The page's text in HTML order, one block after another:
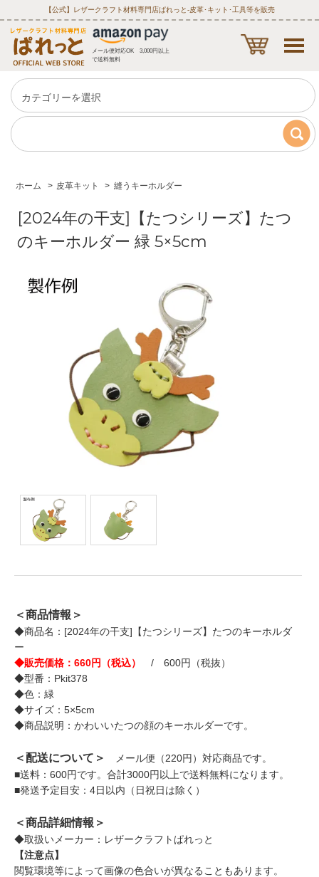
【公式】レザークラフト材料専門店ぱれっと‐皮革･キット･工具等を販売
メール便対応OK 3,000円以上
で送料無料
ホーム > 皮革キット > 縫うキーホルダー
[2024年の干支]【たつシリーズ】たつ
のキーホルダー 緑 5×5cm
＜商品情報＞
◆商品名：[2024年の干支]【たつシリーズ】たつのキーホルダ
ー
◆販売価格：660円（税込）
/ 600円（税抜）
◆型番：Pkit378
◆色：緑
◆サイズ：5×5cm
◆商品説明：かわいいたつの顔のキーホルダーです。
＜配送について＞
メール便（220円）対応商品です。
■送料：600円です。合計3000円以上で送料無料になります。
■発送予定目安：4日以内（日祝日は除く）
＜商品詳細情報＞
◆取扱いメーカー：レザークラフトぱれっと
【注意点】
閲覧環境等によって画像の色合いが異なることもあります。